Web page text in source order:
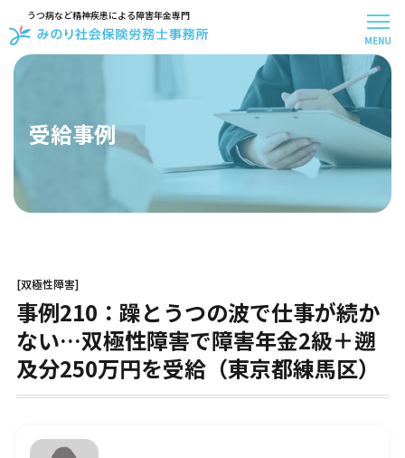
うつ病など精神疾患による障害年金専門
MENU
受給事例
[双極性障害]
事例210：躁とうつの波で仕事が続か
ない…双極性障害で障害年金2級＋遡
及分250万円を受給（東京都練馬区）
スタッフ紹介
お客様アンケート
お問い合わせ
はじめての方へ
料金について
お手続きの流れ
30秒で無料診断
よくある質問
障害年金の基礎知識
疾病別の障害年金請求代行